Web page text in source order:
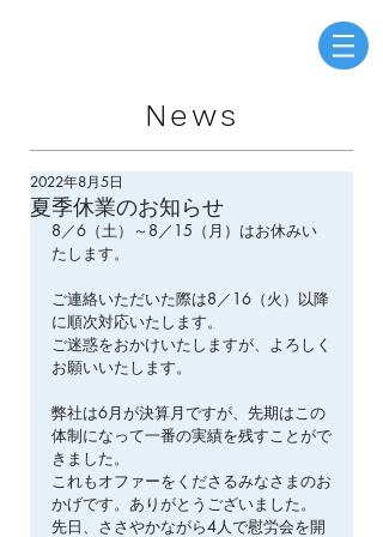
News
夏季休業のお知らせ
2022年8月5日
8／6（土）～8／15（月）はお休みい
たします。
ご連絡いただいた際は8／16（火）以降
に順次対応いたします。
ご迷惑をおかけいたしますが、よろしく
お願いいたします。
弊社は6月が決算月ですが、先期はこの
体制になって一番の実績を残すことがで
きました。
これもオファーをくださるみなさまのお
かげです。ありがとうございました。
先日、ささやかながら4人で慰労会を開